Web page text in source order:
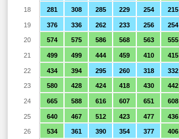
281 308 285 229 254 215
376 336 262 233 256 254
574 575 586 568 563 555
499 499 444 459 410 415
434 394 295 260 318 332
580 428 424 418 430 442
665 588 616 607 651 608
640 467 512 423 477 436
534 361 390 354 377 406
18
19
20
21
22
23
24
25
26